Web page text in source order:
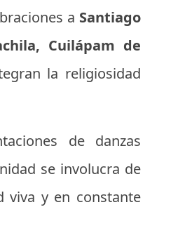
a Santiago
Cuilápam de
la religiosidad
de danzas
se involucra de
viva y en constante